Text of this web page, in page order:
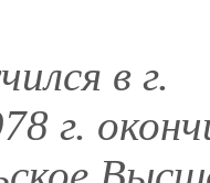
в г.
г.